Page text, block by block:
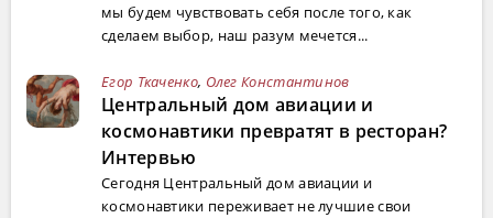
мы будем чувствовать себя после того, как
сделаем выбор, наш разум мечется...
Егор Ткаченко, Олег Константинов
Центральный дом авиации и
космонавтики превратят в ресторан?
Интервью
Сегодня Центральный дом авиации и
космонавтики переживает не лучшие свои